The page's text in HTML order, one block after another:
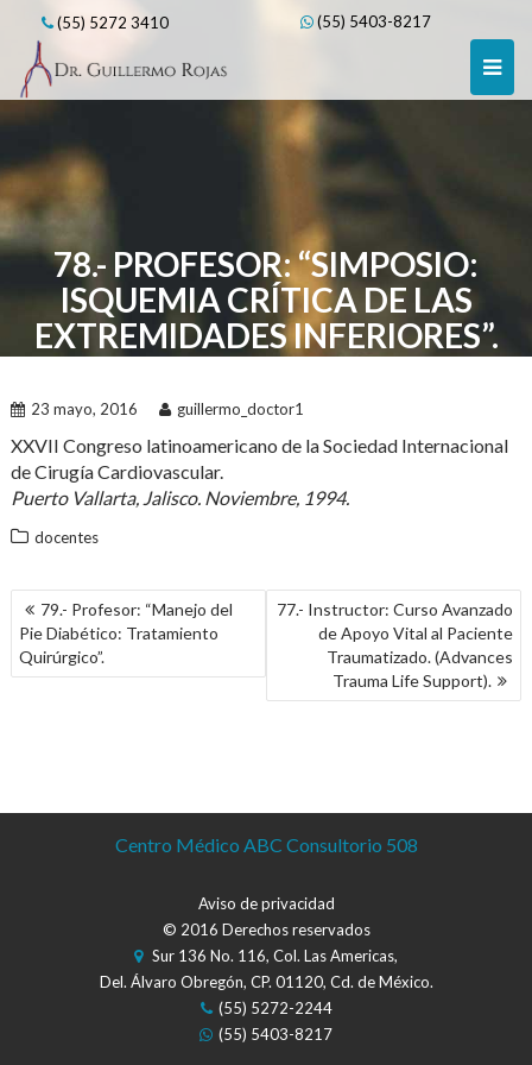
content
(55) 5272 3410 (55) 5403-8217
78.- PROFESOR: “SIMPOSIO:
ISQUEMIA CRÍTICA DE LAS
EXTREMIDADES INFERIORES”.
23 mayo, 2016 guillermo_doctor1
XXVII Congreso latinoamericano de la Sociedad Internacional
de Cirugía Cardiovascular.
Puerto Vallarta, Jalisco. Noviembre, 1994.
docentes
NAVEGACIÓN
DE
ENTRADAS
79.- Profesor: “Manejo del
Pie Diabético: Tratamiento
Quirúrgico”.
77.- Instructor: Curso Avanzado
de Apoyo Vital al Paciente
Traumatizado. (Advances
Trauma Life Support).
Centro Médico ABC Consultorio 508
Aviso de privacidad
© 2016 Derechos reservados
Sur 136 No. 116, Col. Las Americas,
Del. Álvaro Obregón, CP. 01120, Cd. de México.
(55) 5272-2244
(55) 5403-8217